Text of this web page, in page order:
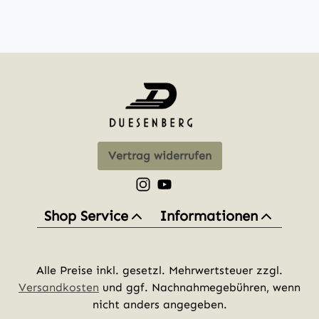
Vertrag widerrufen
Schau auf Instagram vorbei –
Sieh dir unsere Videos auf
Shop Service Informationen
Alle Preise inkl. gesetzl. Mehrwertsteuer zzgl.
Versandkosten und ggf. Nachnahmegebühren, wenn
nicht anders angegeben.